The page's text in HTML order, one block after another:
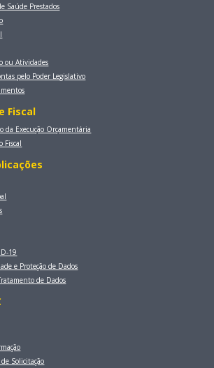
Saúde Prestados
ou Atividades
pelo Poder Legislativo
Fiscal
da Execução Orçamentária
Fiscal
19
e Proteção de Dados
de Dados
Solicitação